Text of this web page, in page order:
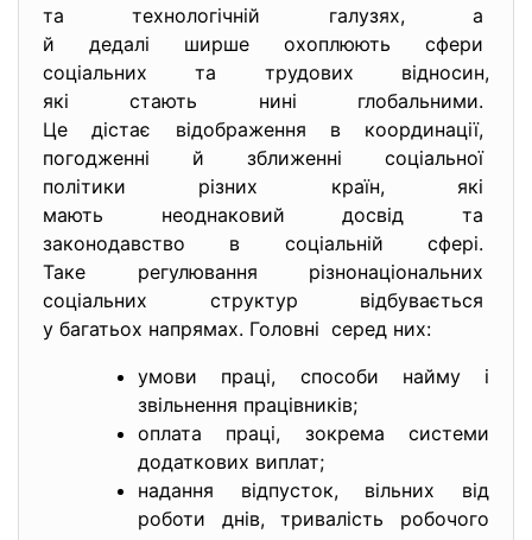
та технологічній галузях, а
й дедалі ширше охоплюють сфери
соціальних та трудових відносин,
які стають нині глобальними.
Це дістає відображення в координації,
погодженні й зближенні соціальної
політики різних країн, які
мають неоднаковий досвід та
законодавство в соціальній сфері.
Таке регулювання різнонаціональних
соціальних структур відбувається
у багатьох напрямах. Головні серед них:
умови праці, способи найму і
звільнення працівників;
оплата праці, зокрема системи
додаткових виплат;
надання відпусток, вільних від
роботи днів, тривалість робочого